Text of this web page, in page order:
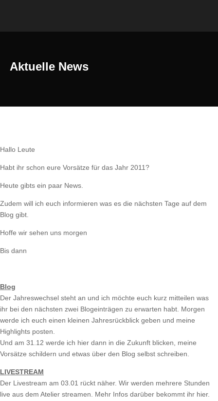
Aktuelle News
Hallo Leute
Habt ihr schon eure Vorsätze für das Jahr 2011?
Heute gibts ein paar News.
Zudem will ich euch informieren was es die nächsten Tage auf dem
Blog gibt.
Hoffe wir sehen uns morgen
Bis dann
Blog
Der Jahreswechsel steht an und ich möchte euch kurz mitteilen was
ihr bei den nächsten zwei Blogeinträgen zu erwarten habt. Morgen
werde ich euch einen kleinen Jahresrückblick geben und meine
Highlights posten.
Und am 31.12 werde ich hier dann in die Zukunft blicken, meine
Vorsätze schildern und etwas über den Blog selbst schreiben.
LIVESTREAM
Der Livestream am 03.01 rückt näher. Wir werden mehrere Stunden
live aus dem Atelier streamen. Mehr Infos darüber bekommt ihr hier.